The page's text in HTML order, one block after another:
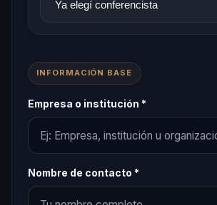
INFORMACIÓN BASE
Empresa o institución *
Nombre de contacto *